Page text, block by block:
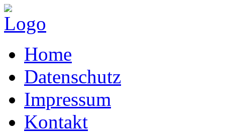
Home
Datenschutz
Impressum
Kontakt